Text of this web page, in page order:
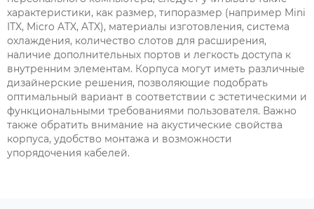
характеристики, как размер, типоразмер (например Mini
ITX, Micro ATX, ATX), материалы изготовления, система
охлаждения, количество слотов для расширения,
наличие дополнительных портов и легкость доступа к
внутренним элементам. Корпуса могут иметь различные
дизайнерские решения, позволяющие подобрать
оптимальный вариант в соответствии с эстетическими и
функциональными требованиями пользователя. Важно
также обратить внимание на акустические свойства
корпуса, удобство монтажа и возможности
упорядочения кабелей.